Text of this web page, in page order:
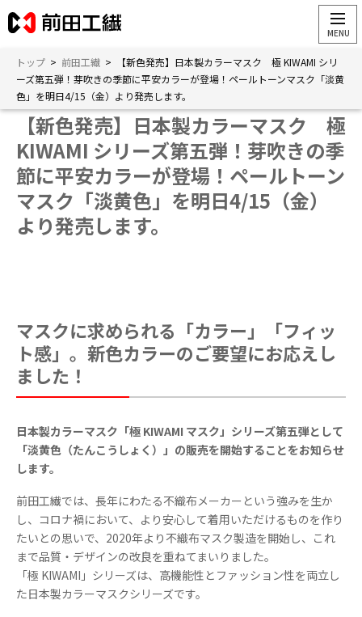
トップ > 前田工繊 >
【新色発売】日本製カラーマスク 極 KIWAMI シリ
ーズ第五弾！芽吹きの季節に平安カラーが登場！ペールトーンマスク「淡黄
色」を明日4/15（金）より発売します。
【新色発売】日本製カラーマスク 極
KIWAMI シリーズ第五弾！芽吹きの季
節に平安カラーが登場！ペールトーン
マスク「淡黄色」を明日4/15（金）
より発売します。
マスクに求められる「カラー」「フィッ
ト感」。新色カラーのご要望にお応えし
ました！
日本製カラーマスク「極 KIWAMI マスク」シリーズ第五弾として
「淡黄色（たんこうしょく）」の販売を開始することをお知らせ
します。
前田工繊では、長年にわたる不織布メーカーという強みを生か
し、コロナ禍において、より安心して着用いただけるものを作り
たいとの思いで、2020年より不織布マスク製造を開始し、これ
まで品質・デザインの改良を重ねてまいりました。
「極 KIWAMI」シリーズは、高機能性とファッション性を両立し
た日本製カラーマスクシリーズです。